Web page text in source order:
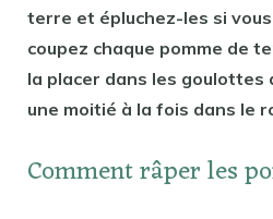
terre et épluchez-les si
coupez chaque pomme de
la placer dans les goulottes
une moitié à la fois dans le
Comment râper les